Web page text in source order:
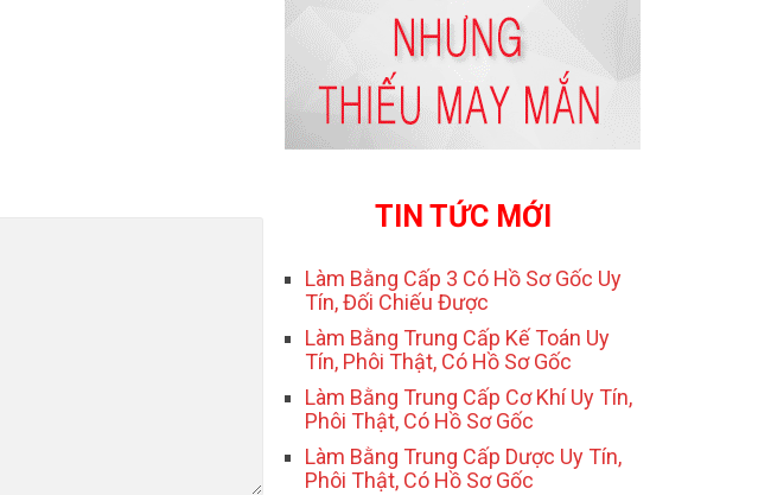
TIN TỨC MỚI
Làm Bằng Cấp 3 Có Hồ Sơ Gốc Uy
Tín, Đối Chiếu Được
Làm Bằng Trung Cấp Kế Toán Uy
Tín, Phôi Thật, Có Hồ Sơ Gốc
Làm Bằng Trung Cấp Cơ Khí Uy Tín,
Phôi Thật, Có Hồ Sơ Gốc
Làm Bằng Trung Cấp Dược Uy Tín,
Phôi Thật, Có Hồ Sơ Gốc